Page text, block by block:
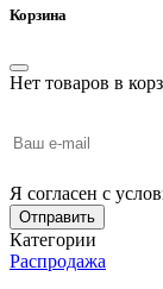
Корзина
Нет товаров в
Я согласен с
Отправить
Категории
Распродажа